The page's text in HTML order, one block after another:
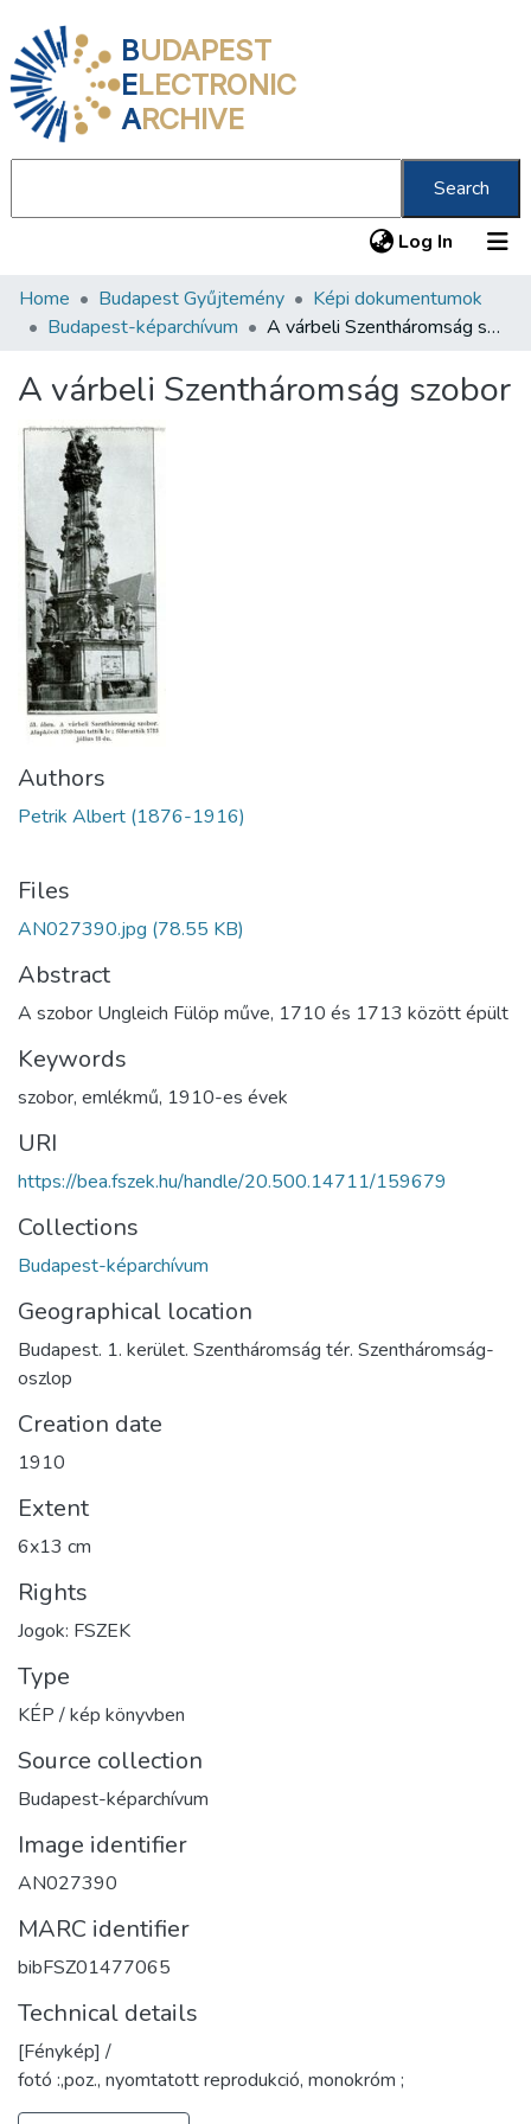
BUDAPEST
ELECTRONIC
ARCHIVE
Search
Log In (current)
Communities & Collections
Statistics
About us
Home Budapest Gyűjtemény
Képi dokumentumok
Budapest-képarchívum
A várbeli Szentháromság szobor
A várbeli Szentháromság szobor
Authors
Petrik Albert (1876-1916)
Files
AN027390.jpg (78.55 KB)
Abstract
A szobor Ungleich Fülöp műve, 1710 és 1713 között épült
Keywords
szobor, emlékmű, 1910-es évek
URI
https://bea.fszek.hu/handle/20.500.14711/159679
Collections
Budapest-képarchívum
Geographical location
Budapest. 1. kerület. Szentháromság tér. Szentháromság-
oszlop
Creation date
1910
Extent
6x13 cm
Rights
Jogok: FSZEK
Type
KÉP / kép könyvben
Source collection
Budapest-képarchívum
Image identifier
AN027390
MARC identifier
bibFSZ01477065
Technical details
[Fénykép] /
fotó :,poz., nyomtatott reprodukció, monokróm ;